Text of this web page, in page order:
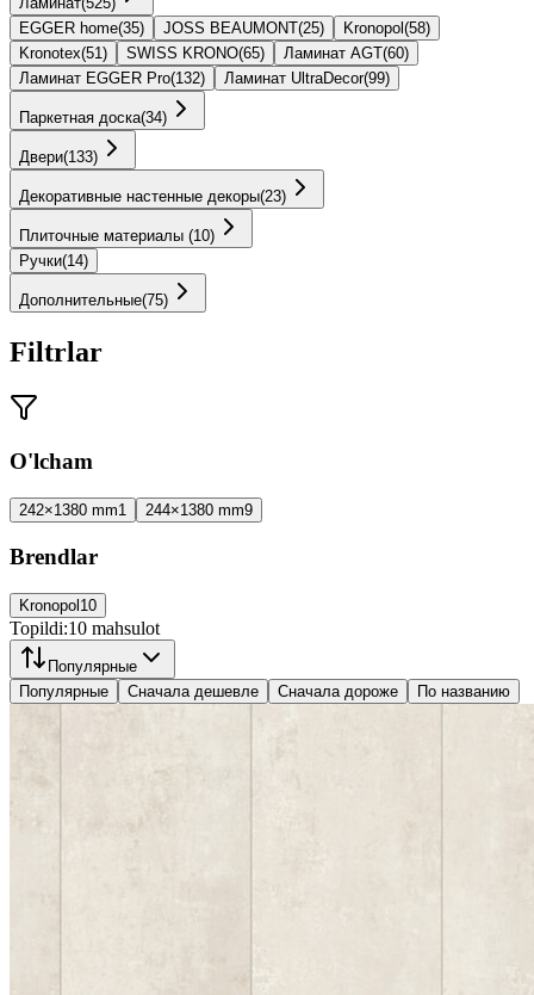
EGGER home(35) JOSS BEAUMONT(25) Kronopol (58)
Kronotex(51) SWISS KRONO(65) Ламинат AGT(60)
Ламинат EGGER Pro(132) Ламинат UltraDecor(99)
Паркетная доска(34)
Двери(133)
Декоративные настенные декоры(23)
Плиточные материалы (10)
Ручки(14)
Дополнительные(75)
Filtrlar
O'lcham
242×1380 mm1 244×1380 mm9
Brendlar
Kronopol 10
Topildi:10 mahsulot
Популярные
Популярные
Сначала дешевле Сначала дороже По названию